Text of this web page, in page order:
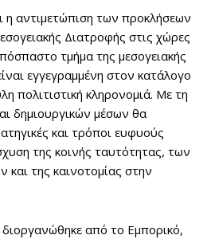
η αντιμετώπιση των προκλήσεων
Διατροφής στις χώρες
τμήμα της μεσογειακής
εγγεγραμμένη στον κατάλογο
πολιτιστική κληρονομιά. Με τη
δημιουργικών μέσων θα
και τρόποι ευφυούς
της κοινής ταυτότητας, των
και της καινοτομίας στην
από το Εμπορικό,